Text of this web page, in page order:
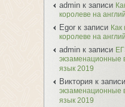
admin к записи
королеве на
Egor к записи Как
королеве на
admin к записи
экзаменационные
язык 2019
Виктория к записи
экзаменационные
язык 2019